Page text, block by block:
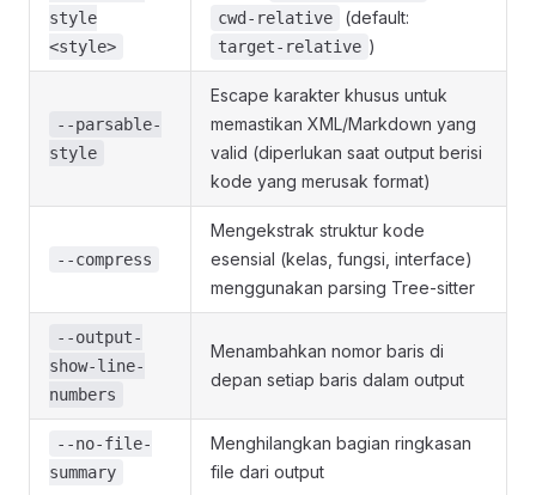
style
<style>
cwd-relative (default:
target-relative )
--parsable-
style
Escape karakter khusus untuk
memastikan XML/Markdown yang
valid (diperlukan saat output berisi
kode yang merusak format)
--compress
Mengekstrak struktur kode
esensial (kelas, fungsi, interface)
menggunakan parsing Tree-sitter
--output-
show-line-
numbers
Menambahkan nomor baris di
depan setiap baris dalam output
--no-file-
summary
Menghilangkan bagian ringkasan
file dari output